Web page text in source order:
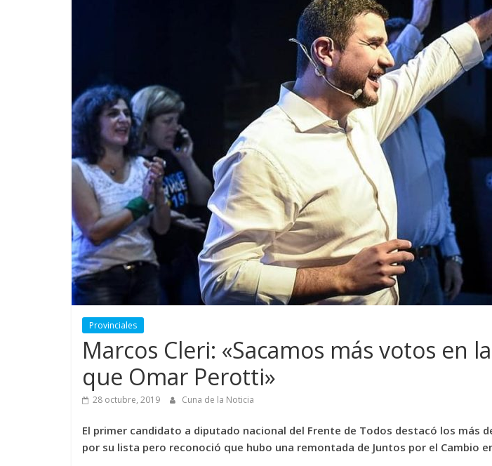
Provinciales
Marcos Cleri: «Sacamos más votos en
que Omar Perotti»
28 octubre, 2019 Cuna de la Noticia
El primer candidato a diputado nacional del Frente de Todos destacó los más
por su lista pero reconoció que hubo una remontada de Juntos por el Cambio